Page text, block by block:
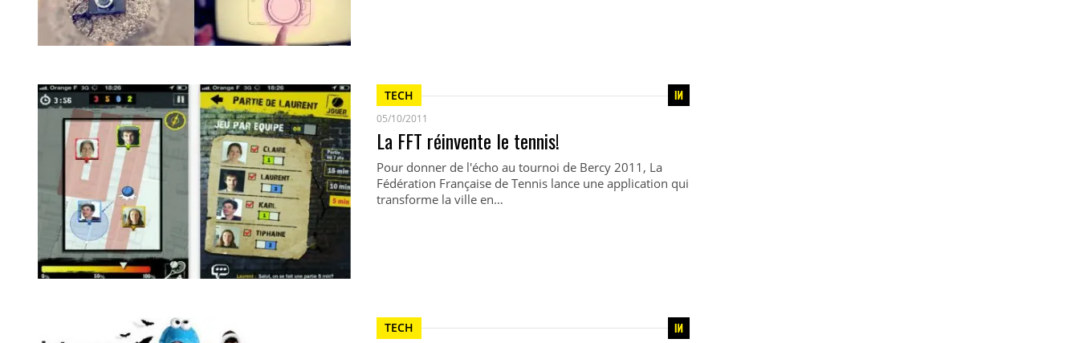
TECH
05/10/2011
La FFT réinvente le tennis!
Pour donner de l'écho au tournoi de Bercy 2011, La
Fédération Française de Tennis lance une application qui
transforme la ville en…
TECH